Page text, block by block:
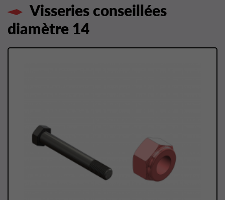
Visseries conseillées
diamètre 14